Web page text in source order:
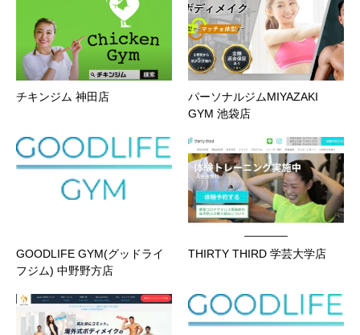
チキンジム 神田店
パーソナルジムMIYAZAKI
GYM 池袋店
GOODLIFE GYM(グッドライ
フジム) 中野野方店
THIRTY THIRD 学芸大学店